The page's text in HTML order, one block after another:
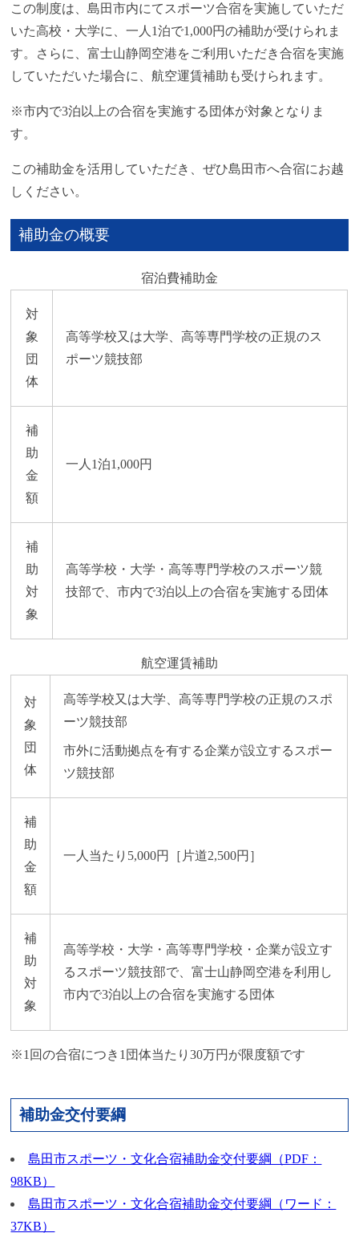
この制度は、島田市内にてスポーツ合宿を実施していただ
いた高校・大学に、一人1泊で1,000円の補助が受けられま
す。さらに、富士山静岡空港をご利用いただき合宿を実施
していただいた場合に、航空運賃補助も受けられます。
※市内で3泊以上の合宿を実施する団体が対象となりま
す。
この補助金を活用していただき、ぜひ島田市へ合宿にお越
しください。
補助金の概要
宿泊費補助金
対
象
団
体
高等学校又は大学、高等専門学校の正規のス
ポーツ競技部
補
助
金
額
一人1泊1,000円
補
助
対
象
高等学校・大学・高等専門学校のスポーツ競
技部で、市内で3泊以上の合宿を実施する団体
航空運賃補助
対
象
団
体
高等学校又は大学、高等専門学校の正規のスポ
ーツ競技部
市外に活動拠点を有する企業が設立するスポー
ツ競技部
補
助
金
額
一人当たり5,000円［片道2,500円］
補
助
対
象
高等学校・大学・高等専門学校・企業が設立す
るスポーツ競技部で、富士山静岡空港を利用し
市内で3泊以上の合宿を実施する団体
※1回の合宿につき1団体当たり30万円が限度額です
補助金交付要綱
島田市スポーツ・文化合宿補助金交付要綱（PDF：
98KB）
島田市スポーツ・文化合宿補助金交付要綱（ワード：
37KB）